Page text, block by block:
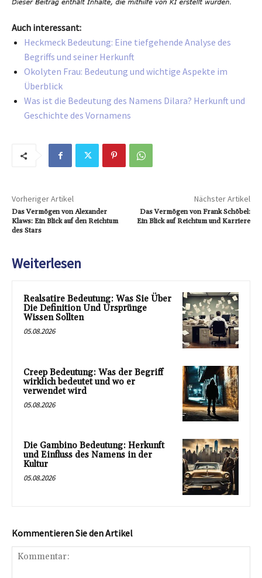
Auch interessant:
Heckmeck Bedeutung: Eine tiefgehende Analyse des
Begriffs und seiner Herkunft
Okolyten Frau: Bedeutung und wichtige Aspekte im
Überblick
Was ist die Bedeutung des Namens Dilara? Herkunft und
Geschichte des Vornamens
Vorheriger Artikel
Das Vermögen von Alexander
Klaws: Ein Blick auf den Reichtum
des Stars
Nächster Artikel
Das Vermögen von Frank Schöbel:
Ein Blick auf Reichtum und Karriere
Weiterlesen
Realsatire Bedeutung: Was Sie Über
Die Definition Und Ursprünge
Wissen Sollten
05.08.2026
Creep Bedeutung: Was der Begriff
wirklich bedeutet und wo er
verwendet wird
05.08.2026
Die Gambino Bedeutung: Herkunft
und Einfluss des Namens in der
Kultur
05.08.2026
Kommentieren Sie den Artikel